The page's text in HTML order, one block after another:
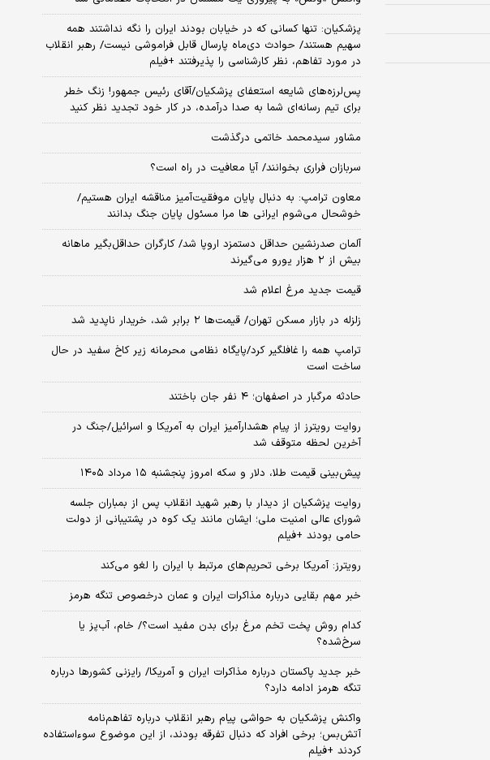
پزشکیان: تنها کسانی که در خیابان بودند ایران را نگه نداشتند همه
سهیم هستند/ حوادث دی‌ماه پارسال قابل فراموشی نیست/ رهبر انقلاب
در مورد تفاهم، نظر کارشناسی را پذیرفتند +فیلم
پس‌لرزه‌های شایعه استعفای پزشکیان/آقای رئیس جمهور! زنگ خطر
برای تیم رسانه‌ای شما به صدا درآمده، در کار خود تجدید نظر کنید
مشاور سیدمحمد خاتمی درگذشت
سربازان فراری بخوانند/ آیا معافیت در راه است؟
معاون ترامپ: به دنبال پایان موفقیت‌آمیز مناقشه ایران هستیم/
خوشحال می‌شوم ایرانی ها مرا مسئول پایان جنگ بدانند
آلمان صدرنشین حداقل دستمزد اروپا شد/ کارگران حداقل‌بگیر ماهانه
بیش از ۲ هزار یورو می‌گیرند
قیمت جدید مرغ اعلام شد
زلزله در بازار مسکن تهران/ قیمت‌ها ۲ برابر شد، خریدار ناپدید شد
ترامپ همه را غافلگیر کرد/پایگاه نظامی محرمانه زیر کاخ سفید در حال
ساخت است
حادثه مرگبار در اصفهان؛ ۴ نفر جان باختند
روایت رویترز از پیام هشدارآمیز ایران به آمریکا و اسرائیل/جنگ در
آخرین لحظه متوقف شد
پیش‌بینی قیمت طلا، دلار و سکه امروز پنجشنبه ۱۵ مرداد ۱۴۰۵
روایت پزشکیان از دیدار با رهبر شهید انقلاب پس از بمباران جلسه
شورای عالی امنیت ملی؛ ایشان مانند یک کوه در پشتیبانی از دولت
حامی بودند +فیلم
رویترز: آمریکا برخی تحریم‌های مرتبط با ایران را لغو می‌کند
خبر مهم بقایی درباره مذاکرات ایران و عمان درخصوص تنگه هرمز
کدام روش پخت تخم مرغ برای بدن مفید است؟/ خام، آب‌پز یا
سرخ‌شده؟
خبر جدید پاکستان درباره مذاکرات ایران و آمریکا/ رایزنی کشورها درباره
تنگه هرمز ادامه دارد؟
واکنش پزشکیان به حواشی پیام رهبر انقلاب درباره تفاهم‌نامه
آتش‌بس؛ برخی افراد که دنبال تفرقه بودند، از این موضوع سوءاستفاده
کردند +فیلم